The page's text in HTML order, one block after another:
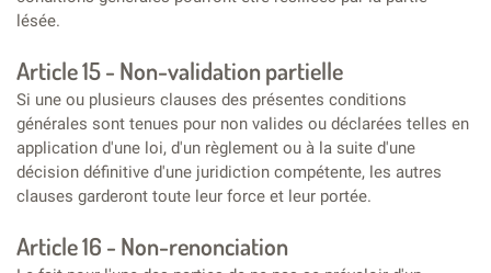
lésée.
Article 15 - Non-validation partielle
Si une ou plusieurs clauses des présentes conditions
générales sont tenues pour non valides ou déclarées telles en
application d'une loi, d'un règlement ou à la suite d'une
décision définitive d'une juridiction compétente, les autres
clauses garderont toute leur force et leur portée.
Article 16 - Non-renonciation